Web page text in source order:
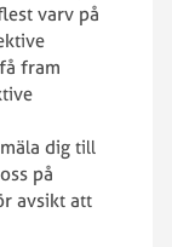
varv på
fram
dig till
på
avsikt att